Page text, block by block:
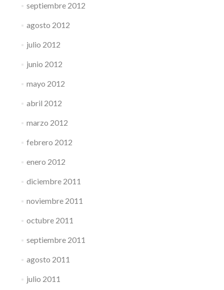
septiembre 2012
agosto 2012
julio 2012
junio 2012
mayo 2012
abril 2012
marzo 2012
febrero 2012
enero 2012
diciembre 2011
noviembre 2011
octubre 2011
septiembre 2011
agosto 2011
julio 2011